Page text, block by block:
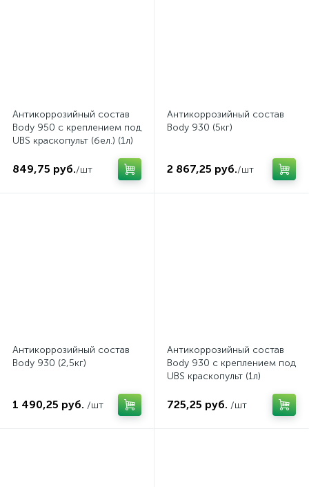
Антикоррозийный состав
Body 950 с креплением под
UBS краскопульт (бел.) (1л)
849,75 руб./шт
Антикоррозийный состав
Body 930 (5кг)
2 867,25 руб./шт
Антикоррозийный состав
Body 930 (2,5кг)
1 490,25 руб. /шт
Антикоррозийный состав
Body 930 с креплением под
UBS краскопульт (1л)
725,25 руб. /шт